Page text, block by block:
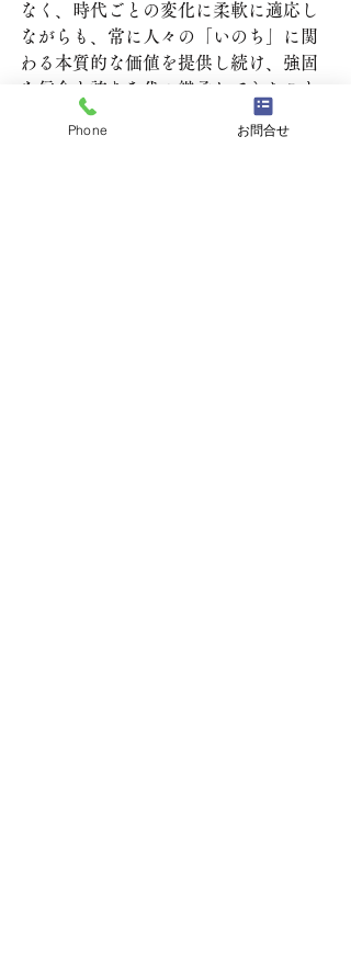
なく、時代ごとの変化に柔軟に適応し
ながらも、常に人々の「いのち」に関
わる本質的な価値を提供し続け、強固
な信念と誇りを代々継承してきたこと
が、1300年という壮大な歴史を築き上
げ、今日まで続いている理由であると
Phone お問合せ